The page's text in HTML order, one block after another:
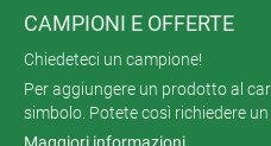
CAMPIONI E OFFERTE
Chiedeteci un campione!
Per aggiungere un prodotto al
simbolo. Potete così richiedere